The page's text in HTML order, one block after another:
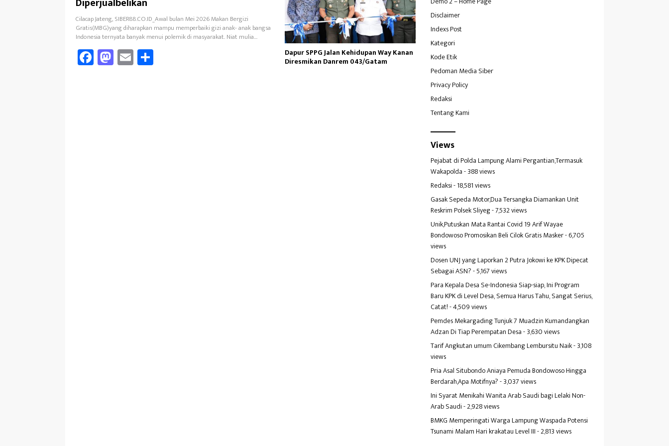
Cilacap Jateng, SIBER88.CO.ID_Awal bulan Mei 2026 Makan Bergizi
Gratis(MBG)yang diharapkan mampu memperbaiki gizi anak- anak bangsa
Indonesia ternyata banyak menui polemik di masyarakat. Niat mulia…
Fa
ce
M
as
E
m
Dapur SPPG Jalan Kehidupan Way Kanan
Diresmikan Danrem 043/Gatam
Disclaimer
Indexs Post
Kategori
Kode Etik
Pedoman Media Siber
Privacy Policy
Redaksi
Tentang Kami
Views
Pejabat di Polda Lampung Alami Pergantian,Termasuk
Wakapolda- 388 views
Redaksi- 18,581 views
Gasak Sepeda Motor,Dua Tersangka Diamankan Unit
Reskrim Polsek Sliyeg- 7,532 views
Unik,Putuskan Mata Rantai Covid 19 Arif Wayae
Bondowoso Promosikan Beli Cilok Gratis Masker- 6,705
views
Dosen UNJ yang Laporkan 2 Putra Jokowi ke KPK Dipecat
Sebagai ASN?- 5,167 views
Para Kepala Desa Se-Indonesia Siap-siap, Ini Program
Baru KPK di Level Desa, Semua Harus Tahu, Sangat Serius,
Catat!- 4,509 views
Pemdes Mekargading Tunjuk 7 Muadzin Kumandangkan
Adzan Di Tiap Perempatan Desa- 3,630 views
Tarif Angkutan umum Cikembang Lembursitu Naik- 3,108
views
Pria Asal Situbondo Aniaya Pemuda Bondowoso Hingga
Berdarah,Apa Motifnya?- 3,037 views
Ini Syarat Menikahi Wanita Arab Saudi bagi Lelaki Non-
Arab Saudi- 2,928 views
BMKG Memperingati Warga Lampung Waspada Potensi
Tsunami Malam Hari krakatau Level III- 2,813 views